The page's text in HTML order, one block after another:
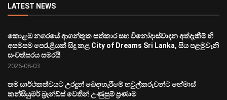
LATEST NEWS
කොළඹ නගරයේ ආගන්තුක සත්කාර සහ විනෝදාස්වාදන අත්දැකීම් හි
අසමසම පෙරැළියක් සිදු කළ City of Dreams Sri Lanka, සිය පළමුවැනි
සංවත්සරය සමරයි
2026-08-03
තම සාර්ථකත්වයට උරදුන් බෙදාහැරීමේ හවුල්කරුවන්ට හේමාස්
කන්සියුමර් බ්‍රෑන්ඩ්ස් වෙතින් උණුසුම් ප්‍රණාම